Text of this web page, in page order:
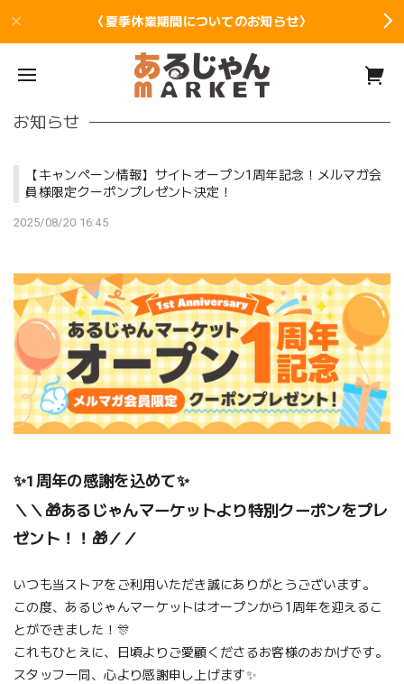
〈夏季休業期間についてのお知らせ〉
お知らせ
【キャンペーン情報】サイトオープン1周年記念！メルマガ会
員様限定クーポンプレゼント決定！
2025/08/20 16:45
✨1 周年の感謝を込めて✨
＼＼🎁あるじゃんマーケットより特別クーポンをプレ
ゼント！！🎁／ ／
いつも当ストアをご利用いただき誠にありがとうございます。
この度、あるじゃんマーケットはオープンから1周年を迎えるこ
とができました！🎊
これもひとえに、日頃よりご愛顧くださるお客様のおかげです。
スタッフ一同、心より感謝申し上げます✨